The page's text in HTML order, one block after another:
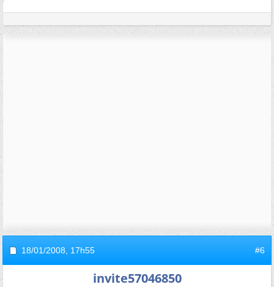
18/01/2008, 17h55 #6
invite57046850